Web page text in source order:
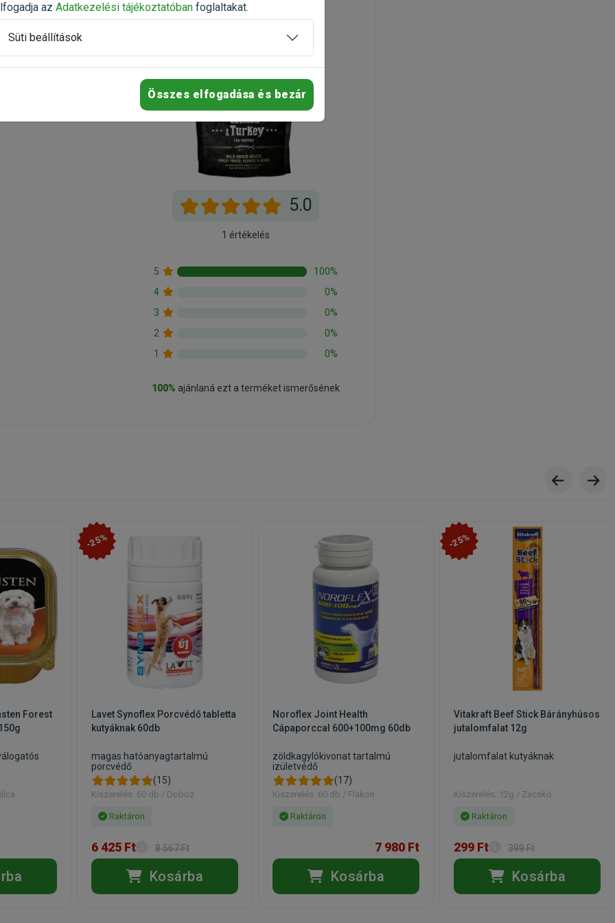
5.0
1 értékelés
5
100%
4
0%
3
0%
2
0%
1
0%
100% ajánlaná ezt a terméket ismerősének
Forest
-25%
Lavet Synoflex Porcvédő tabletta
kutyáknak 60db
magas hatóanyagtartalmú
porcvédő
(15)
Kiszerelés: 60 db / Doboz
Raktáron
6 425 Ft 8 567 Ft
Kosárba
Noroflex Joint Health
Cápaporccal 600+100mg 60db
zöldkagylókivonat tartalmú
izületvédő
(17)
Kiszerelés: 60 db / Flakon
Raktáron
7 980 Ft
Kosárba
-25%
Vitakraft Beef Stick Bárányhúsos
jutalomfalat 12g
jutalomfalat kutyáknak
Kiszerelés: 12g / Zacskó
Raktáron
299 Ft 399 Ft
Kosárba
az Adatkezelési tájékoztatóban foglaltakat.
Süti beállítások
Összes elfogadása és bezár